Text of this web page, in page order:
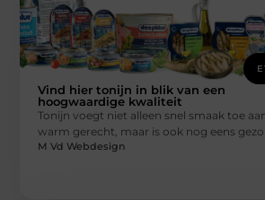
Vind hier tonijn in blik van een
hoogwaardige kwaliteit
Tonijn voegt niet alleen snel smaak toe
warm gerecht, maar is ook nog eens
M Vd Webdesign